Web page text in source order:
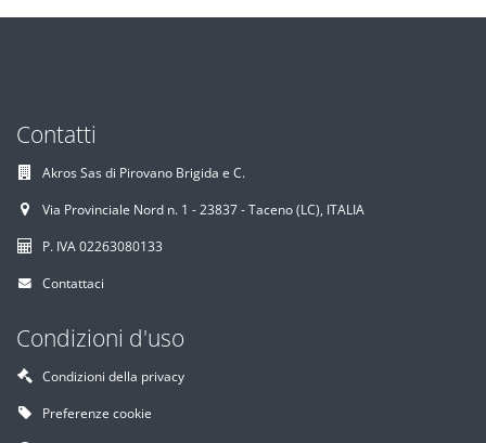
Contatti
Akros Sas di Pirovano Brigida e C.
Via Provinciale Nord n. 1 - 23837 - Taceno (LC), ITALIA
P. IVA 02263080133
Contattaci
Condizioni d'uso
Condizioni della privacy
Preferenze cookie